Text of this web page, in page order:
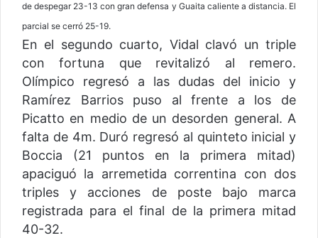
de despegar 23-13 con gran defensa y Guaita caliente a distancia. El
parcial se cerró 25-19.
En el segundo cuarto, Vidal clavó un triple
con fortuna que revitalizó al remero.
Olímpico regresó a las dudas del inicio y
Ramírez Barrios puso al frente a los de
Picatto en medio de un desorden general. A
falta de 4m. Duró regresó al quinteto inicial y
Boccia (21 puntos en la primera mitad)
apaciguó la arremetida correntina con dos
triples y acciones de poste bajo marca
registrada para el final de la primera mitad
40-32.